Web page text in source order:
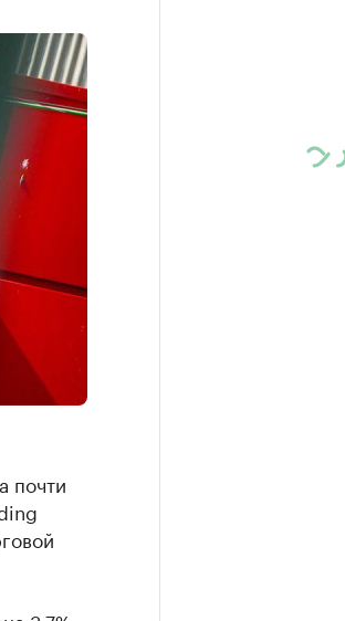
почти